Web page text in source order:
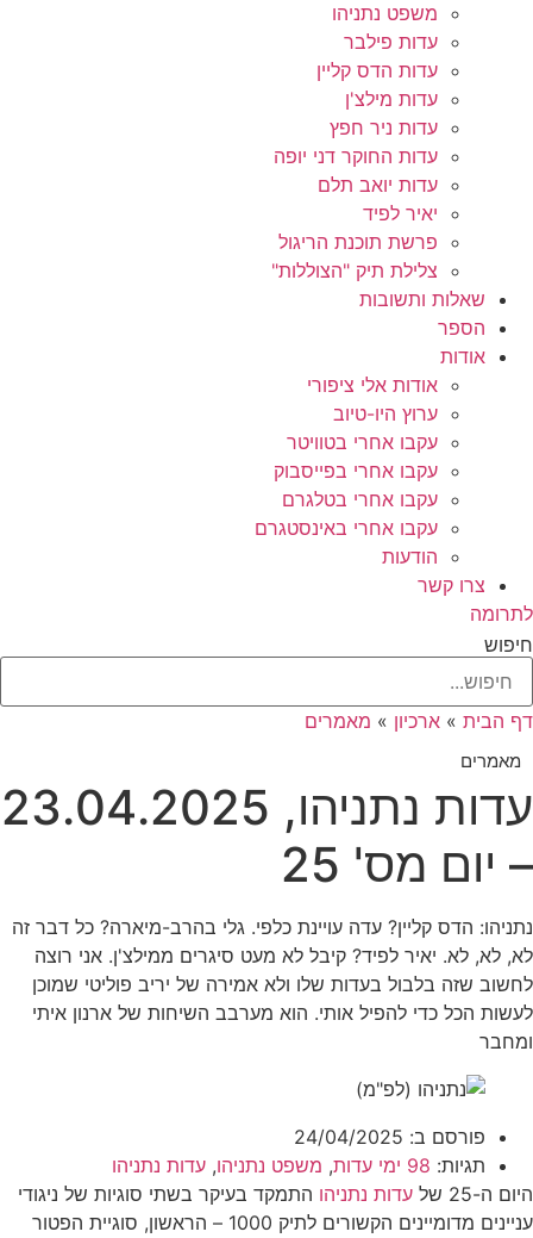
משפט נתניהו
עדות פילבר
עדות הדס קליין
עדות מילצ'ן
עדות ניר חפץ
עדות החוקר דני יופה
עדות יואב תלם
יאיר לפיד
פרשת תוכנת הריגול
צלילת תיק "הצוללות"
שאלות ותשובות
הספר
אודות
אודות אלי ציפורי
ערוץ היו-טיוב
עקבו אחרי בטוויטר
עקבו אחרי בפייסבוק
עקבו אחרי בטלגרם
עקבו אחרי באינסטגרם
הודעות
צרו קשר
לתרומה
חיפוש
דף הבית » ארכיון » מאמרים
מאמרים
עדות נתניהו, 23.04.2025
– יום מס' 25
נתניהו: הדס קליין? עדה עויינת כלפי. גלי בהרב-מיארה? כל דבר זה
לא, לא, לא. יאיר לפיד? קיבל לא מעט סיגרים ממילצ'ן. אני רוצה
לחשוב שזה בלבול בעדות שלו ולא אמירה של יריב פוליטי שמוכן
לעשות הכל כדי להפיל אותי. הוא מערבב השיחות של ארנון איתי
ומחבר
פורסם ב: 24/04/2025
תגיות: 98 ימי עדות , משפט נתניהו, עדות נתניהו
היום ה-25 של
עדות נתניהו התמקד בעיקר בשתי סוגיות של ניגודי
עניינים מדומיינים הקשורים לתיק 1000 – הראשון, סוגיית הפטור